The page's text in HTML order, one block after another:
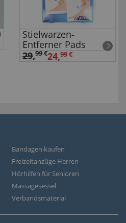
Stielwarzen-
Entferner Pads
29,99 €24,99 €
Bandagen kaufen
Freizeitanzüge Herren
Hörhilfen für Senioren
Massagesessel
Verbandsmaterial